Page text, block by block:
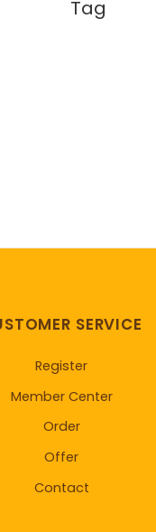
Tag
SERVICE
Register
Member Center
Order
Offer
Contact